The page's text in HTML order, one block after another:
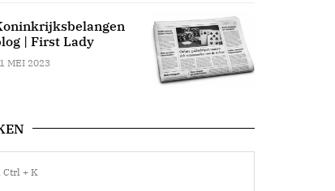
| First Lady
MEI 2023